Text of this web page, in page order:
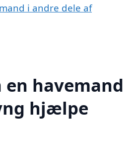
i andre dele af
en havemand
hjælpe